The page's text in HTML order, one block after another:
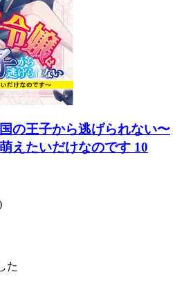
の王子から逃げられない〜
えたいだけなのです 10
た